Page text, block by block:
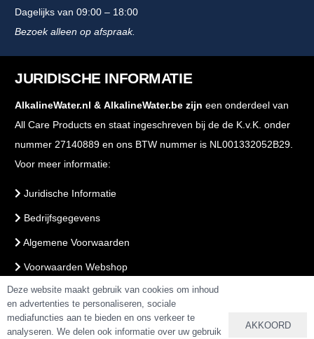
Dagelijks van 09:00 – 18:00
Bezoek alleen op afspraak.
JURIDISCHE INFORMATIE
AlkalineWater.nl & AlkalineWater.be zijn een onderdeel van
All Care Products en staat ingeschreven bij de de K.v.K. onder
nummer 27140889 en ons BTW nummer is NL001332052B29.
Voor meer informatie:
Juridische Informatie
Bedrijfsgegevens
Algemene Voorwaarden
Voorwaarden Webshop
PrivacyBeleid
Deze website maakt gebruik van cookies om inhoud
en advertenties te personaliseren, sociale
mediafuncties aan te bieden en ons verkeer te
analyseren. We delen ook informatie over uw gebruik
AKKOORD